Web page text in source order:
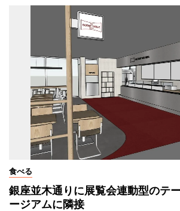
食べる
銀座並木通りに展覧会連動型のテ
ージアムに隣接